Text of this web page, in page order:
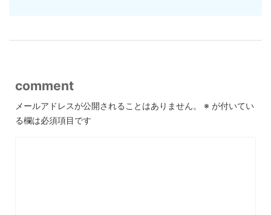
comment
メールアドレスが公開されることはありません。 ※ が付いてい
る欄は必須項目です